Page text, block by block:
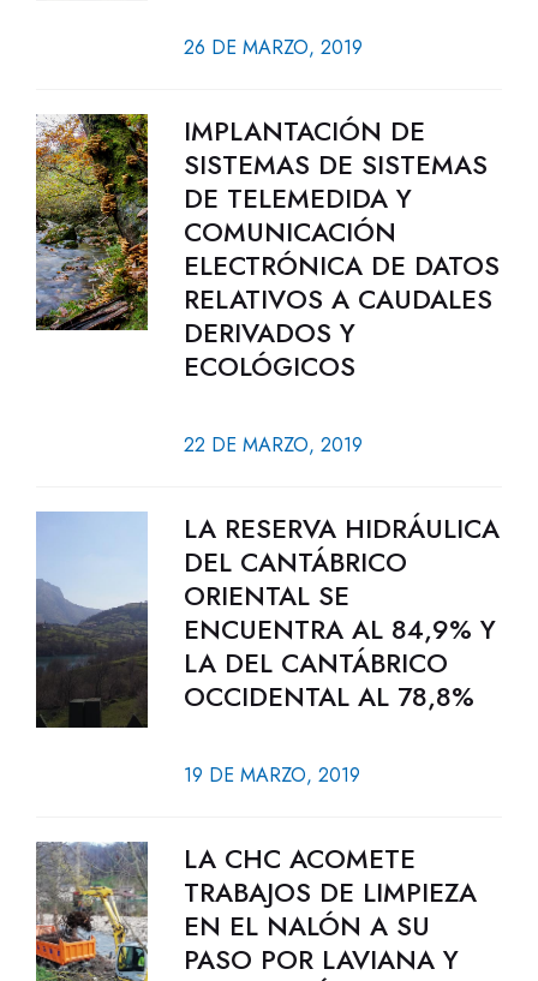
26 DE MARZO, 2019
IMPLANTACIÓN DE
SISTEMAS DE SISTEMAS
DE TELEMEDIDA Y
COMUNICACIÓN
ELECTRÓNICA DE DATOS
RELATIVOS A CAUDALES
DERIVADOS Y
ECOLÓGICOS
22 DE MARZO, 2019
LA RESERVA HIDRÁULICA
DEL CANTÁBRICO
ORIENTAL SE
ENCUENTRA AL 84,9% Y
LA DEL CANTÁBRICO
OCCIDENTAL AL 78,8%
19 DE MARZO, 2019
LA CHC ACOMETE
TRABAJOS DE LIMPIEZA
EN EL NALÓN A SU
PASO POR LAVIANA Y